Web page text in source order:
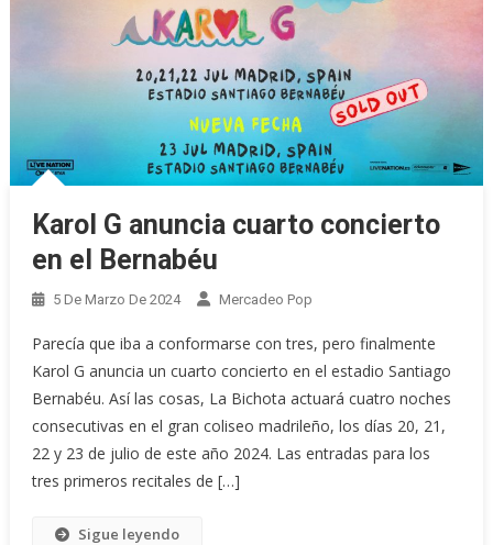
Karol G anuncia cuarto concierto
en el Bernabéu
5 De Marzo De 2024 Mercadeo Pop
Parecía que iba a conformarse con tres, pero finalmente
Karol G anuncia un cuarto concierto en el estadio Santiago
Bernabéu. Así las cosas, La Bichota actuará cuatro noches
consecutivas en el gran coliseo madrileño, los días 20, 21,
22 y 23 de julio de este año 2024. Las entradas para los
tres primeros recitales de […]
Sigue leyendo